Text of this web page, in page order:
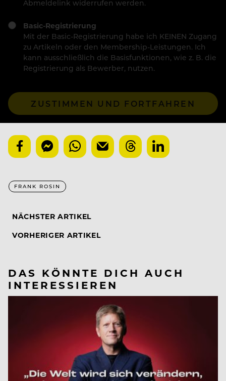
Abmeldelink widerrufen werden.
Basic-Registrierung
Mit der Basic-Registrierung habe ich KEINEN Zugang
zu Artikeln oder den Membership-Leistungen. Ich
kann ausschließlich die Basisfunktionen, wie z. B. die
Registrierung als Bewerber, nutzen.
ZUSTIMMEN UND FORTFAHREN
FRANK ROSIN
NÄCHSTER ARTIKEL
VORHERIGER ARTIKEL
DAS KÖNNTE DICH AUCH
INTERESSIEREN